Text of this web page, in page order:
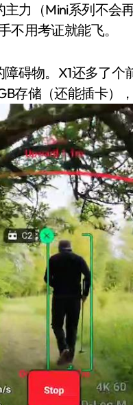
力（Mini系列不会
用考证就能飞。
碍物。X1还多了
存储（还能插卡），